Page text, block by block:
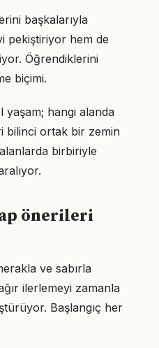
başkalarıyla
pekiştiriyor hem de
Öğrendiklerini
biçimi.
yaşam; hangi alanda
bilinci ortak bir zemin
birbiriyle
önerileri
ve sabırla
ilerlemeyi zamanla
Başlangıç her